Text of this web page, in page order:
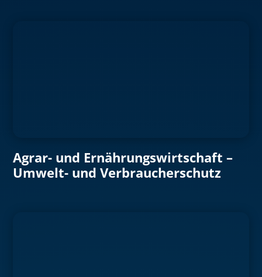
Agrar- und Ernährungswirtschaft –
Umwelt- und Verbraucherschutz